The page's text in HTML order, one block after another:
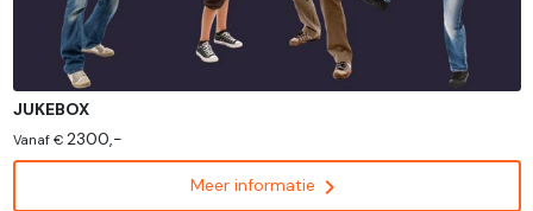
JUKEBOX
Vanaf € 2300,-
Meer informatie chevron_right